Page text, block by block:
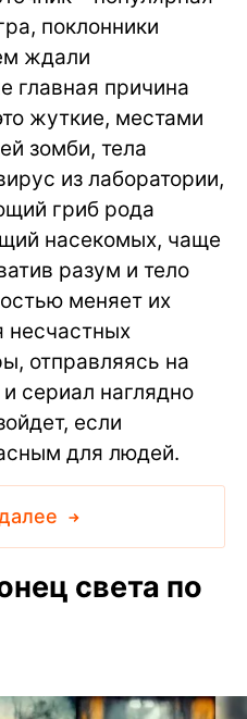
поклонники
ждали
главная причина
жуткие, местами
зомби, тела
из лаборатории,
гриб рода
насекомых, чаще
разум и тело
меняет их
несчастных
отправляясь на
сериал наглядно
если
для людей.
света по